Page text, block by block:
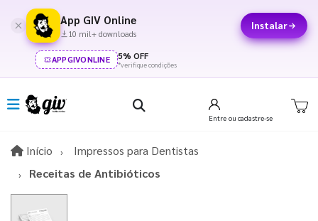
App GIV Online
10 mil+ downloads
Instalar
APPGIVONLINE 5% OFF
*verifique condições
Entre ou cadastre-se
Início InícioImpressos para Dentistas
Receitas de Antibióticos